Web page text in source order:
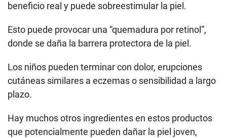
beneficio real y puede sobreestimular la piel.
Esto puede provocar una “quemadura por retinol”,
donde se daña la barrera protectora de la piel.
Los niños pueden terminar con dolor, erupciones
cutáneas similares a eczemas o sensibilidad a largo
plazo.
Hay muchos otros ingredientes en estos productos
que potencialmente pueden dañar la piel joven,